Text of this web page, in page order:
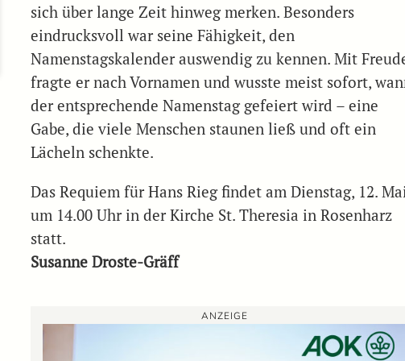
sich über lange Zeit hinweg merken. Besonders
eindrucksvoll war seine Fähigkeit, den
Namenstagskalender auswendig zu kennen. Mit
fragte er nach Vornamen und wusste meist sofort,
der entsprechende Namenstag gefeiert wird – eine
Gabe, die viele Menschen staunen ließ und oft ein
Lächeln schenkte.
Das Requiem für Hans Rieg findet am Dienstag, 12.
um 14.00 Uhr in der Kirche St. Theresia in Rosenharz
statt.
Susanne Droste-Gräff
ANZEIGE